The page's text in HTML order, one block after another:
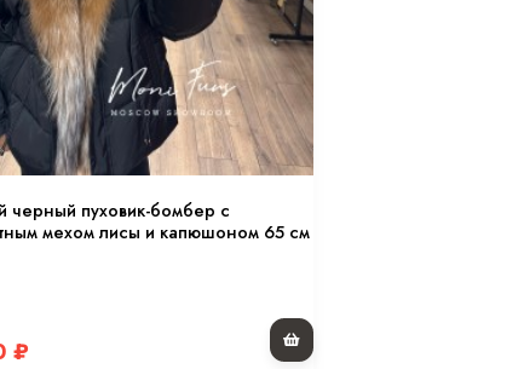
черный пуховик-бомбер с
мехом лисы и капюшоном 65 см
₽